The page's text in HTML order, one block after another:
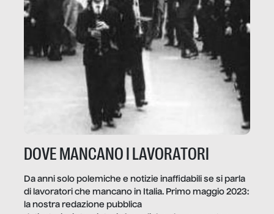
DOVE MANCANO I LAVORATORI
Da anni solo polemiche e notizie inaffidabili se si parla
di lavoratori che mancano in Italia. Primo maggio 2023:
la nostra redazione pubblica